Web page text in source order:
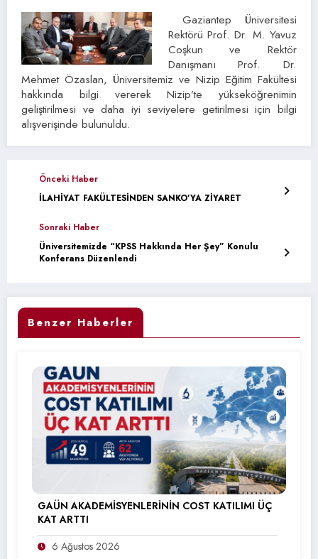
Gaziantep Üniversitesi
Rektörü Prof. Dr. M. Yavuz
Coşkun ve Rektör
Danışmanı Prof. Dr.
Mehmet Özaslan, Üniversitemiz ve Nizip Eğitim Fakültesi
hakkında bilgi vererek Nizip’te yükseköğrenimin
geliştirilmesi ve daha iyi seviyelere getirilmesi için bilgi
alışverişinde bulunuldu.
Önceki Haber
İLAHİYAT FAKÜLTESİNDEN SANKO’YA ZİYARET
Sonraki Haber
Üniversitemizde “KPSS Hakkında Her Şey” Konulu
Konferans Düzenlendi
Benzer Haberler
GAÜN AKADEMİSYENLERİNİN COST KATILIMI ÜÇ
KAT ARTTI
6 Ağustos 2026